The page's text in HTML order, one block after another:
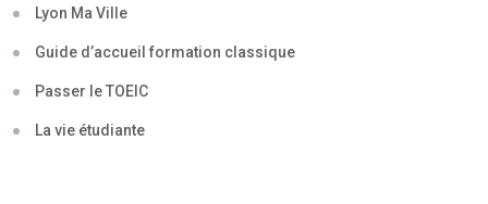
Lyon Ma Ville
Guide d’accueil formation classique
Passer le TOEIC
La vie étudiante